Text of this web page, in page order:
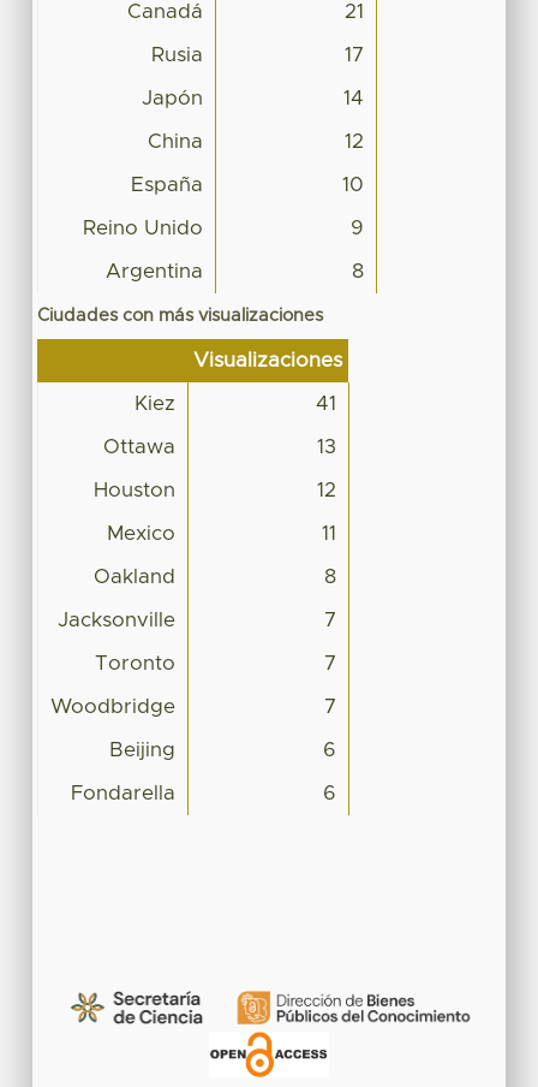
Canadá 21
Rusia 17
Japón 14
China 12
España 10
Reino Unido 9
Argentina 8
Ciudades con más visualizaciones
Visualizaciones
Kiez 41
Ottawa 13
Houston 12
Mexico 11
Oakland 8
Jacksonville 7
Toronto 7
Woodbridge 7
Beijing 6
Fondarella 6